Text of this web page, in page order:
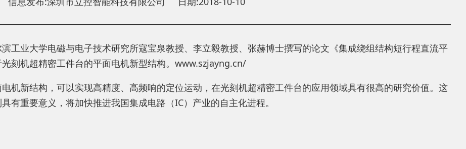
工业大学电磁与电子技术研究所寇宝泉教授、李立毅教授、张赫博士撰写的论文《集成绕组结构短行程直流平
刻机超精密工件台的平面电机新型结构。www.szjayng.cn/
机新结构，可以实现高精度、高频响的定位运动，在光刻机超精密工件台的应用领域具有很高的研究价值。这
有重要意义，将加快推进我国集成电路（IC）产业的自主化进程。